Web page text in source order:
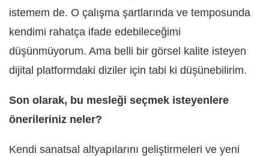
istemem de. O çalışma şartlarında ve temposunda
kendimi rahatça ifade edebileceğimi
düşünmüyorum. Ama belli bir görsel kalite isteyen
dijital platformdaki diziler için tabi ki düşünebilirim.
Son olarak, bu mesleği seçmek isteyenlere
önerileriniz neler?
Kendi sanatsal altyapılarını geliştirmeleri ve yeni